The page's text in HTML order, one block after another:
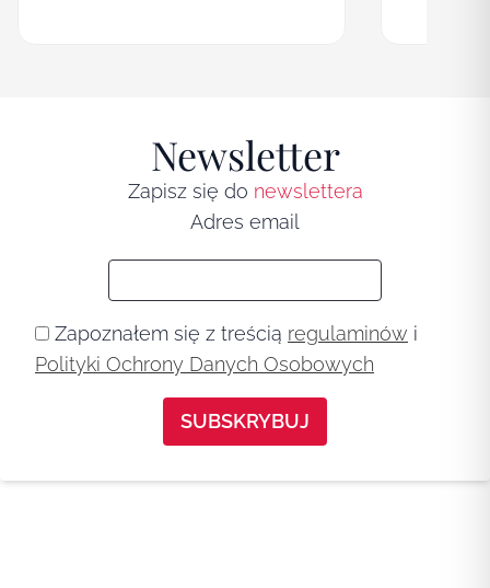
Newsletter
Zapisz się do newslettera
Adres email
Zapoznałem się z treścią regulaminów i
Polityki Ochrony Danych Osobowych